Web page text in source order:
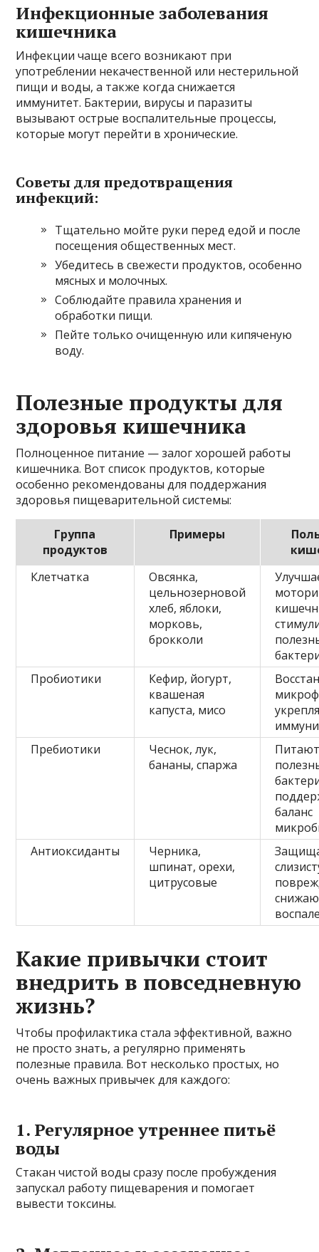
Инфекционные заболевания
кишечника
Инфекции чаще всего возникают при
употреблении некачественной или нестерильной
пищи и воды, а также когда снижается
иммунитет. Бактерии, вирусы и паразиты
вызывают острые воспалительные процессы,
которые могут перейти в хронические.
Советы для предотвращения
инфекций:
Тщательно мойте руки перед едой и после
посещения общественных мест.
Убедитесь в свежести продуктов, особенно
мясных и молочных.
Соблюдайте правила хранения и
обработки пищи.
Пейте только очищенную или кипяченую
воду.
Полезные продукты для
здоровья кишечника
Полноценное питание — залог хорошей работы
кишечника. Вот список продуктов, которые
особенно рекомендованы для поддержания
здоровья пищеварительной системы:
Группа
продуктов
Примеры
Клетчатка
Овсянка,
цельнозерновой
хлеб, яблоки,
морковь,
брокколи
Пробиотики
Кефир, йогурт,
квашеная
капуста, мисо
Пребиотики
Чеснок, лук,
бананы, спаржа
баланс
Антиоксиданты
Черника,
шпинат, орехи,
цитрусовые
Какие привычки стоит
внедрить в повседневную
жизнь?
Чтобы профилактика стала эффективной, важно
не просто знать, а регулярно применять
полезные правила. Вот несколько простых, но
очень важных привычек для каждого:
1. Регулярное утреннее питьё
воды
Стакан чистой воды сразу после пробуждения
запускал работу пищеварения и помогает
вывести токсины.